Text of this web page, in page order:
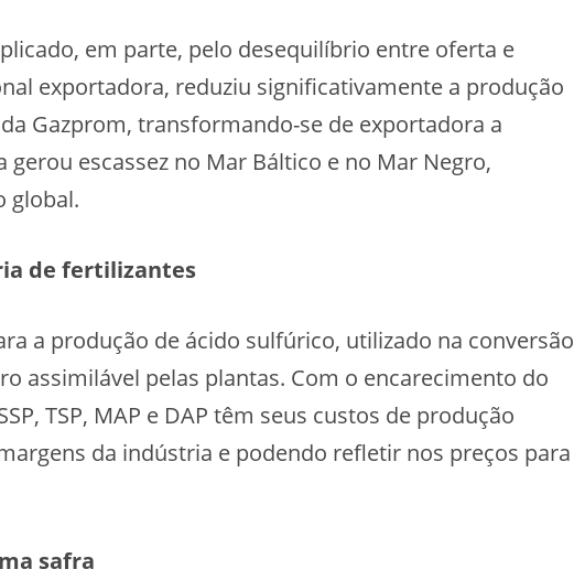
em parte, pelo desequilíbrio entre oferta e
exportadora, reduziu significativamente a produção
Gazprom, transformando-se de exportadora a
escassez no Mar Báltico e no Mar Negro,
global.
de fertilizantes
a produção de ácido sulfúrico, utilizado na conversão
assimilável pelas plantas. Com o encarecimento do
TSP, MAP e DAP têm seus custos de produção
da indústria e podendo refletir nos preços para
safra